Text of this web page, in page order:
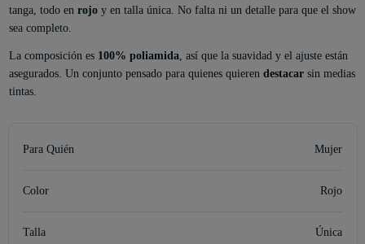
tanga, todo en rojoy en talla única. No falta ni un detalle para que el show
sea completo.
La composición es 100% poliamida , así que la suavidad y el ajuste están
asegurados. Un conjunto pensado para quienes quieren destacarsin medias
tintas.
Para Quién Mujer
Color Rojo
Talla Única